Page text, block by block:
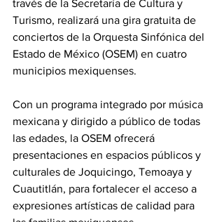
través de la Secretaría de Cultura y
Turismo, realizará una gira gratuita de
conciertos de la Orquesta Sinfónica del
Estado de México (OSEM) en cuatro
municipios mexiquenses.
Con un programa integrado por música
mexicana y dirigido a público de todas
las edades, la OSEM ofrecerá
presentaciones en espacios públicos y
culturales de Joquicingo, Temoaya y
Cuautitlán, para fortalecer el acceso a
expresiones artísticas de calidad para